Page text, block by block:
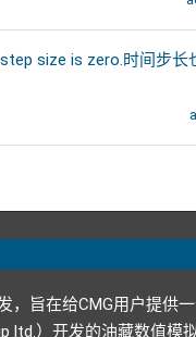
size is zero.时间步
旨在给CMG用户提供
ltd.）开发的油藏数值